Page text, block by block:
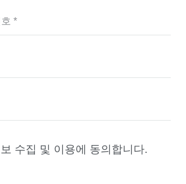
*
수집 및 이용에 동의합니다.